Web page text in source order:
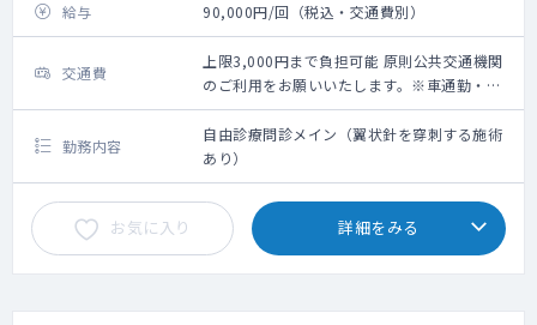
給与 90,000円/回（税込・交通費別）
交通費
上限3,000円まで負担可能 原則公共交通機関
のご利用をお願いいたします。※車通勤・タ
クシー利用要相談
勤務内容
自由診療問診メイン（翼状針を穿刺する施術
あり）
お気に入り 詳細をみる